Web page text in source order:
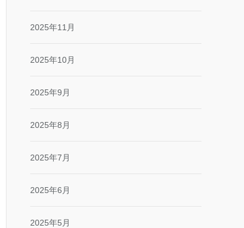
2025年11月
2025年10月
2025年9月
2025年8月
2025年7月
2025年6月
2025年5月